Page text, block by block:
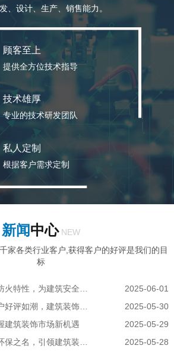
、设计、生产、销售能力。
顾客至上
提供全方位技术指导
技术雄厚
专业的技术研发团队
私人定制
根据客户需求定制
新闻中心 NEW
家各类行业客户,获得客户的好评是我们的目
标
2025-06-01
安徽氟碳漆铝单板：用户好评如潮，建筑装饰的放心之选
2025-05-30
建筑装饰市场新机遇
2025-05-29
2025-05-28